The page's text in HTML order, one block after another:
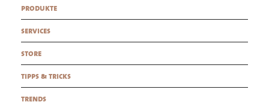
produkte
services
store
tipps & tricks
trends